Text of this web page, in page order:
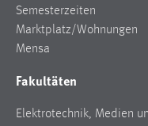
Semesterzeiten
Marktplatz/Wohnungen
Mensa
Fakultäten
Elektrotechnik, Medien